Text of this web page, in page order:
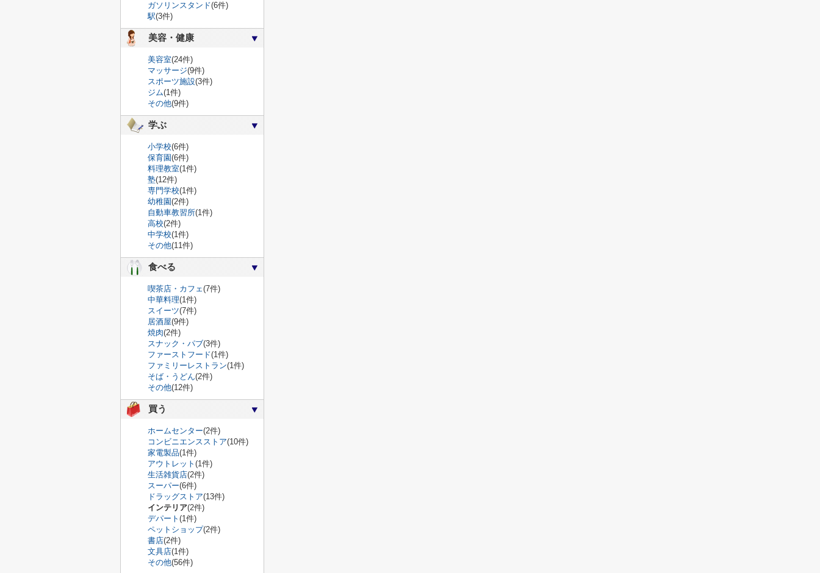
ガソリンスタンド(6件)
駅(3件)
美容・健康
美容室(24件)
マッサージ(9件)
スポーツ施設(3件)
ジム(1件)
その他(9件)
学ぶ
小学校(6件)
保育園(6件)
料理教室(1件)
塾(12件)
専門学校(1件)
幼稚園(2件)
自動車教習所(1件)
高校(2件)
中学校(1件)
その他(11件)
食べる
喫茶店・カフェ(7件)
中華料理(1件)
スイーツ(7件)
居酒屋(9件)
焼肉(2件)
スナック・パブ(3件)
ファーストフード(1件)
ファミリーレストラン(1件)
そば・うどん(2件)
その他(12件)
買う
ホームセンター(2件)
コンビニエンスストア(10件)
家電製品(1件)
アウトレット (1件)
生活雑貨店(2件)
スーパー(6件)
ドラッグストア(13件)
インテリア(2件)
デパート (1件)
ペットショップ(2件)
書店(2件)
文具店(1件)
その他(56件)